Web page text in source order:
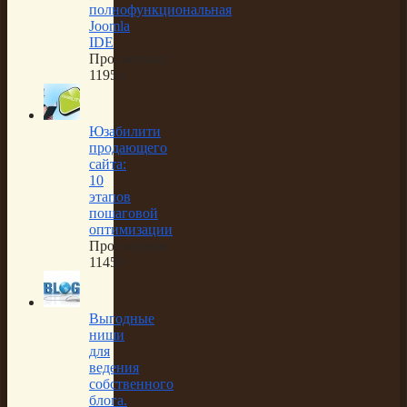
полнофункциональная
Joomla
IDE
Просмотров:
11954
Юзабилити
продающего
сайта:
10
этапов
пошаговой
оптимизации
Просмотров:
11450
Выгодные
ниши
для
ведения
собственного
блога.